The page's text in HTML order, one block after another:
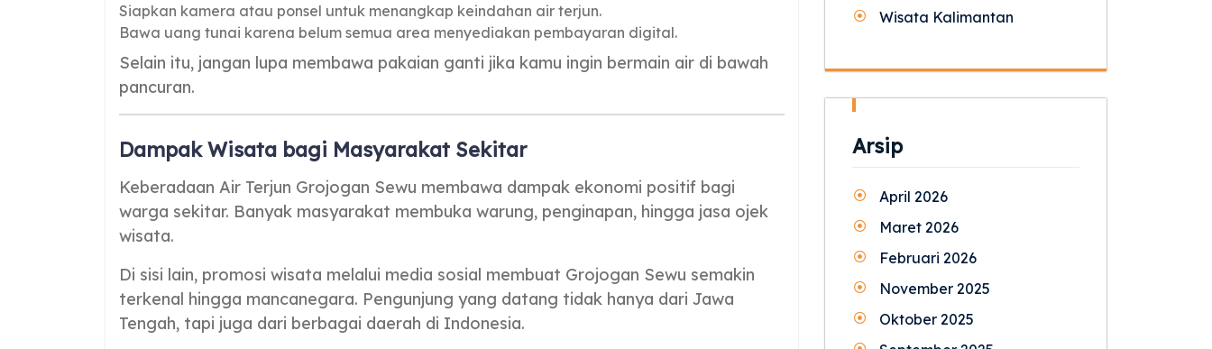
Siapkan kamera atau ponsel untuk menangkap keindahan air terjun.
Bawa uang tunai karena belum semua area menyediakan pembayaran digital.
Selain itu, jangan lupa membawa pakaian ganti jika kamu ingin bermain air di bawah
pancuran.
Dampak Wisata bagi Masyarakat Sekitar
Keberadaan Air Terjun Grojogan Sewu membawa dampak ekonomi positif bagi
warga sekitar. Banyak masyarakat membuka warung, penginapan, hingga jasa ojek
wisata.
Di sisi lain, promosi wisata melalui media sosial membuat Grojogan Sewu semakin
terkenal hingga mancanegara. Pengunjung yang datang tidak hanya dari Jawa
Tengah, tapi juga dari berbagai daerah di Indonesia.
Wisata Kalimantan
Arsip
April 2026
Maret 2026
Februari 2026
November 2025
Oktober 2025